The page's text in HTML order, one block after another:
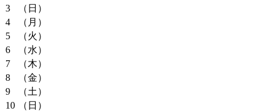
3
（日）
4
（月）
5
（火）
6
（水）
7
（木）
8
（金）
9
（土）
10
（日）